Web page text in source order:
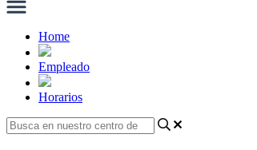
Home
Empleado
Horarios